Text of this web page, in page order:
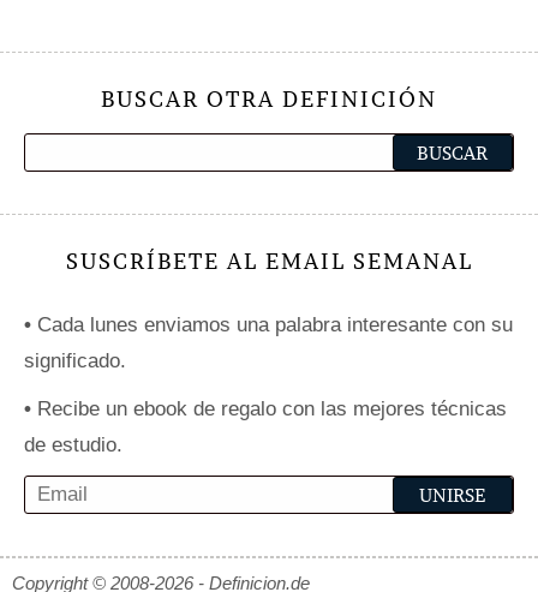
BUSCAR OTRA DEFINICIÓN
SUSCRÍBETE AL EMAIL SEMANAL
• Cada lunes enviamos una palabra interesante con su
significado.
• Recibe un ebook de regalo con las mejores técnicas
de estudio.
Copyright © 2008-2026 - Definicion.de